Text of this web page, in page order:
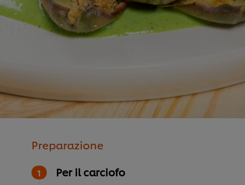
Preparazione
Per il carciofo